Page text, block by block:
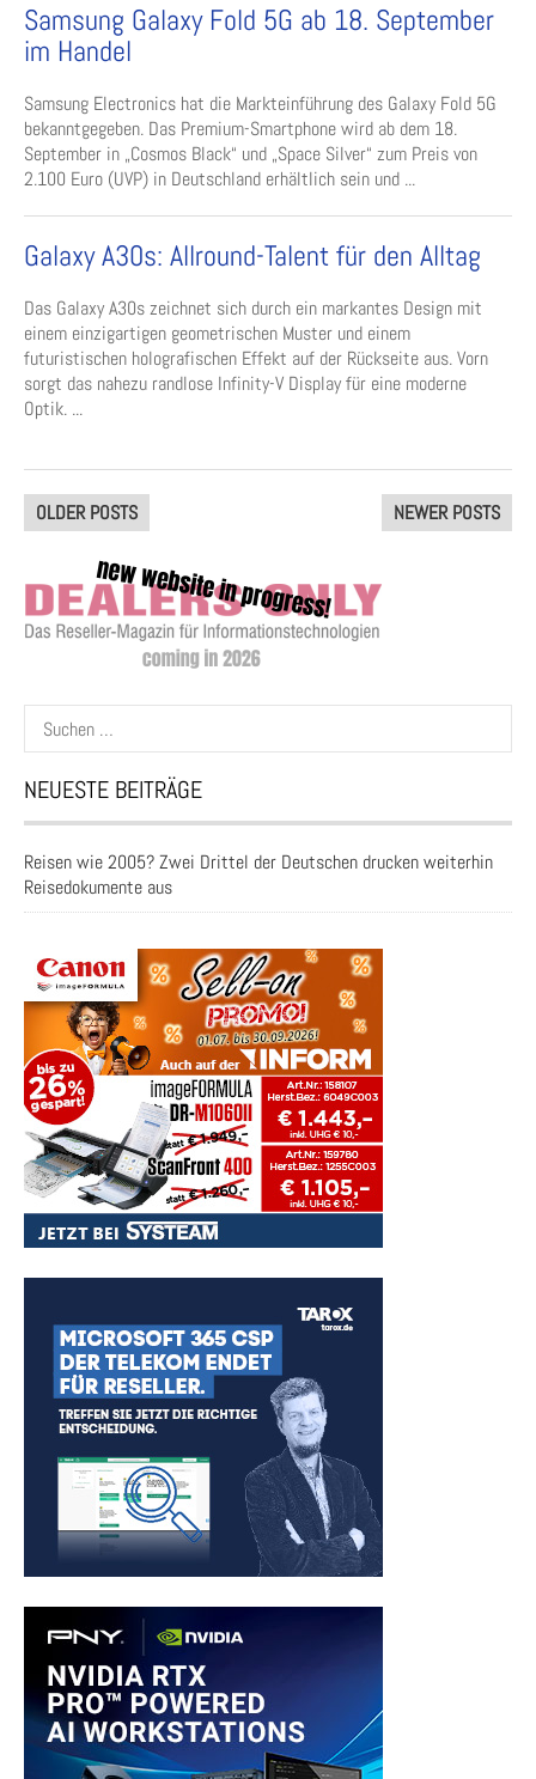
Samsung Galaxy Fold 5G ab 18. September
im Handel
Samsung Electronics hat die Markteinführung des Galaxy Fold 5G
bekanntgegeben. Das Premium-Smartphone wird ab dem 18.
September in „Cosmos Black“ und „Space Silver“ zum Preis von
2.100 Euro (UVP) in Deutschland erhältlich sein und ...
Galaxy A30s: Allround-Talent für den Alltag
Das Galaxy A30s zeichnet sich durch ein markantes Design mit
einem einzigartigen geometrischen Muster und einem
futuristischen holografischen Effekt auf der Rückseite aus. Vorn
sorgt das nahezu randlose Infinity-V Display für eine moderne
Optik. ...
Posts
navigation
OLDER POSTS NEWER POSTS
Suchen
nach:
NEUESTE BEITRÄGE
Reisen wie 2005? Zwei Drittel der Deutschen drucken weiterhin
Reisedokumente aus